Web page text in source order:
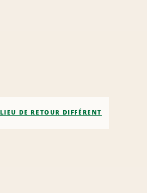
LIEU DE RETOUR DIFFÉRENT